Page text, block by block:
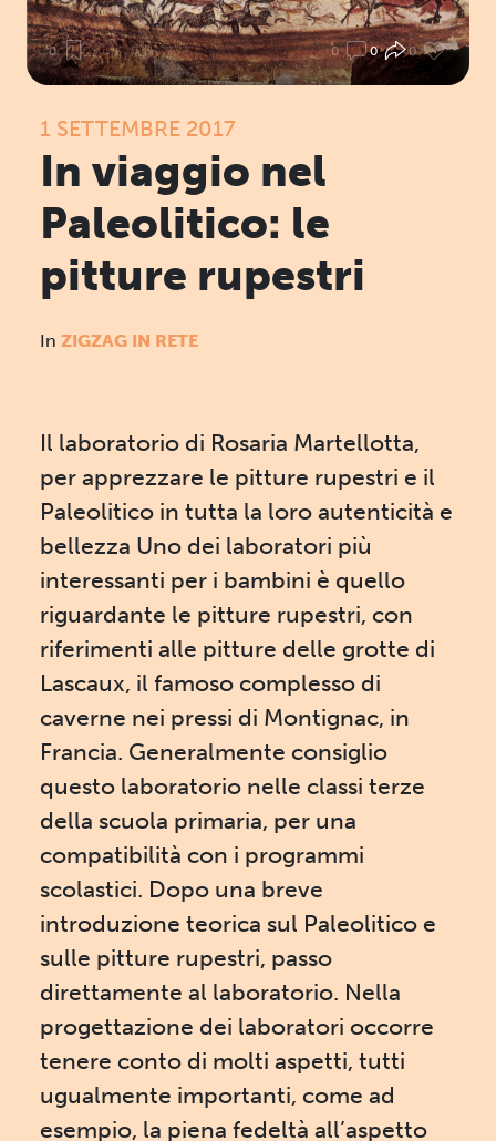
0 0 0 0
1 SETTEMBRE 2017
In viaggio nel
Paleolitico: le
pitture rupestri
In ZIGZAG IN RETE
Il laboratorio di Rosaria Martellotta,
per apprezzare le pitture rupestri e il
Paleolitico in tutta la loro autenticità e
bellezza Uno dei laboratori più
interessanti per i bambini è quello
riguardante le pitture rupestri, con
riferimenti alle pitture delle grotte di
Lascaux, il famoso complesso di
caverne nei pressi di Montignac, in
Francia. Generalmente consiglio
questo laboratorio nelle classi terze
della scuola primaria, per una
compatibilità con i programmi
scolastici. Dopo una breve
introduzione teorica sul Paleolitico e
sulle pitture rupestri, passo
direttamente al laboratorio. Nella
progettazione dei laboratori occorre
tenere conto di molti aspetti, tutti
ugualmente importanti, come ad
esempio, la piena fedeltà all’aspetto